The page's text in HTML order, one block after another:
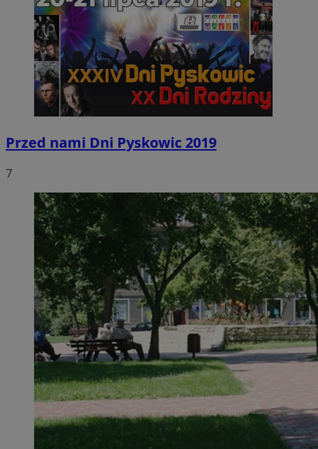
Przed nami Dni Pyskowic 2019
7